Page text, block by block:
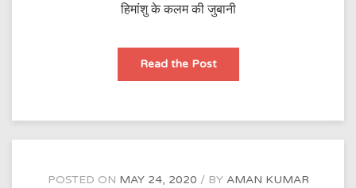
हिमांशु के कलम की जुबानी
Read the Postश्याम
POSTED ON MAY 24, 2020 BY AMAN KUMAR